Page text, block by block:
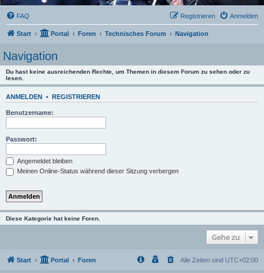
FAQ Anmelden
Registrieren
Start Portal Foren Technisches Forum Navigation
Navigation
Du hast keine ausreichenden Rechte, um Themen in diesem Forum zu sehen oder zu
lesen.
ANMELDEN • REGISTRIEREN
Benutzername:
Passwort:
Angemeldet bleiben
Meinen Online-Status während dieser Sitzung verbergen
Diese Kategorie hat keine Foren.
Gehe zu
Start Portal Foren Alle Zeiten sind UTC+02:00